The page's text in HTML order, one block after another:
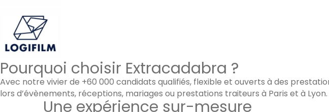
Pourquoi choisir Extracadabra ?
Avec notre vivier de +60 000 candidats qualifiés, flexible et ouverts à des
lors d’évènements, réceptions, mariages ou prestations traiteurs à Paris et à Lyon.
Une expérience sur-mesure